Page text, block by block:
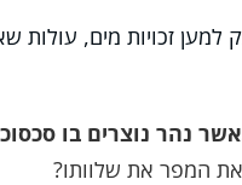
זכויות מים, עולות
נהר נוצרים בו
את המפר את שלוותו?